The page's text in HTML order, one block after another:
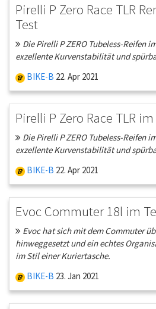
Pirelli P Zero Race TLR
Test
Die Pirelli P ZERO Tubeless-Reifen
exzellente Kurvenstabilität und
BIKE-B 22. Apr 2021
Pirelli P Zero Race TLR
Die Pirelli P ZERO Tubeless-Reifen
exzellente Kurvenstabilität und
BIKE-B 22. Apr 2021
Evoc Commuter 18l im
Evoc hat sich mit dem Commuter
hinweggesetzt und ein echtes
im Stil einer Kuriertasche.
BIKE-B 23. Jan 2021